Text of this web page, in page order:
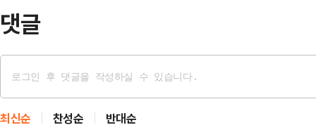
댓글
최신순 찬성순 반대순